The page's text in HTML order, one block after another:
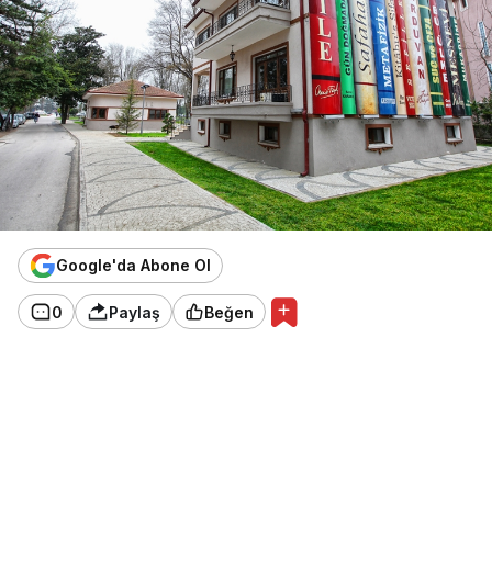
Google'da Abone Ol
0 Paylaş Beğen